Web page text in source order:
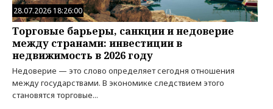
28.07.2026 18:26:00
Торговые барьеры, санкции и недоверие
между странами: инвестиции в
недвижимость в 2026 году
Недоверие — это слово определяет сегодня отношения
между государствами. В экономике следствием этого
становятся торговые...